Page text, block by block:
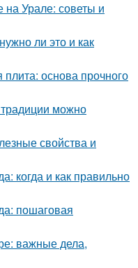
на Урале: советы и
ли это и как
основа прочного
можно
свойства и
когда и как правильно
пошаговая
важные дела,